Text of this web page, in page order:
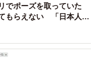
でポーズを取っていた
もらえない 「日本人は
は6時間で3万円払った」